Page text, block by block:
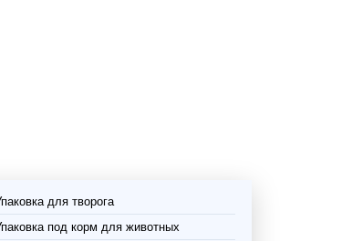
для творога
под корм для животных